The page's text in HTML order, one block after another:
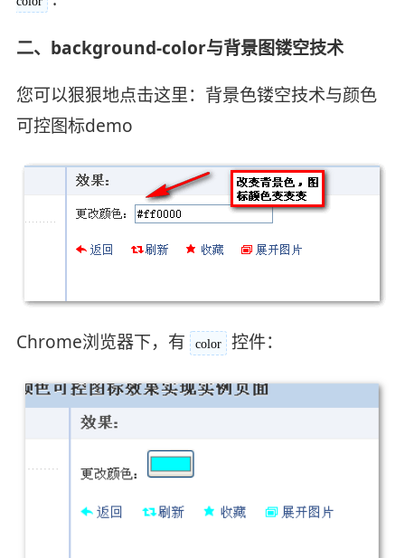
二、background-color与背景图镂空技术
您可以狠狠地点击这里：背景色镂空技术与颜色
可控图标demo
Chrome浏览器下，有 color 控件：